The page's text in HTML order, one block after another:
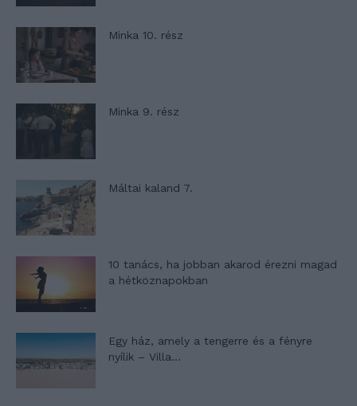
Minka 10. rész
Minka 9. rész
Máltai kaland 7.
10 tanács, ha jobban akarod érezni magad
a hétköznapokban
Egy ház, amely a tengerre és a fényre
nyílik – Villa...